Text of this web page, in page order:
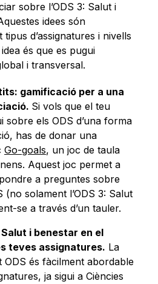
sobre l’ODS 3: Salut i
idees són
d’assignatures i nivells
és que es pugui
i transversal.
gamificació per a una
Si vols que el teu
sobre els ODS d’una forma
has de donar una
Go-goals, un joc de taula
Aquest joc permet a
a preguntes sobre
(no solament l’ODS 3: Salut
se a través d’un tauler.
Salut i benestar en el
teves assignatures. La
ODS és fàcilment abordable
ja sigui a Ciències